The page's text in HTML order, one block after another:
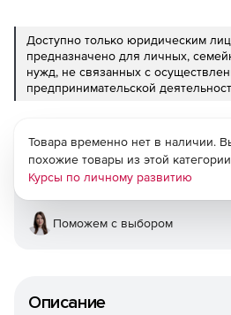
Доступно только юридическим
предназначено для личных,
нужд, не связанных с
предпринимательской
Описание
Товара временно нет в наличии.
похожие товары из этой категории
Курсы по личному развитию
Поможем с выбором